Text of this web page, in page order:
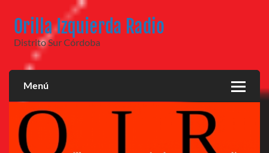
contenido
Orilla Izquierda Radio
Distrito Sur Córdoba
Menú